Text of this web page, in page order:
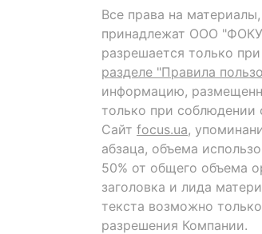
Все права на
принадлежат ООО
разрешается только
разделе "Правила
информацию,
только при соблюдении
Сайт focus.ua,
абзаца, объема
50% от общего объема
заголовка и лида
текста возможно
разрешения Компании.